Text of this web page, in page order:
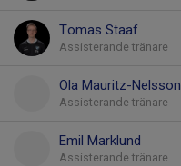
Tomas Staaf
Assisterande tränare
Ola Mauritz-Nelsson
Assisterande tränare
Emil Marklund
Assisterande tränare